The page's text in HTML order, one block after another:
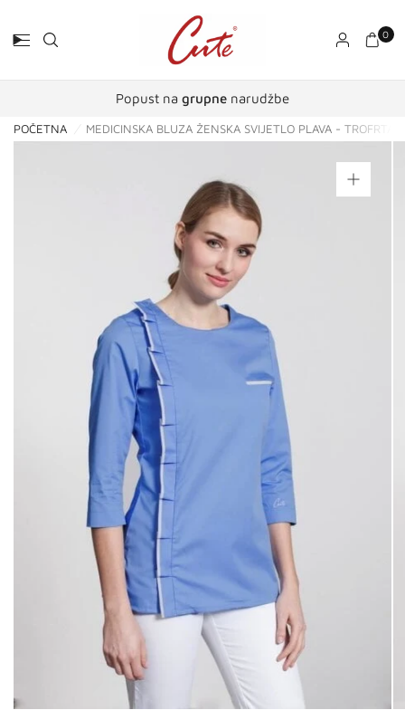
0
Popust na grupne narudžbe
POČETNA MEDICINSKA BLUZA ŽENSKA SVIJETLO PLAVA -